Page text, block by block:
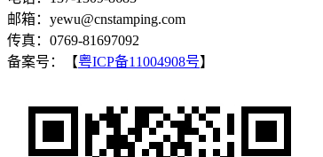
邮箱：yewu@cnstamping.com
传真：0769-81697092
备案号：【粤ICP备11004908号】